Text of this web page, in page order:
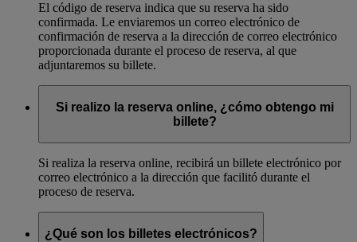
El código de reserva indica que su reserva ha sido
confirmada. Le enviaremos un correo electrónico de
confirmación de reserva a la dirección de correo electrónico
proporcionada durante el proceso de reserva, al que
adjuntaremos su billete.
Si realizo la reserva online, ¿cómo obtengo mi
billete?
Si realiza la reserva online, recibirá un billete electrónico por
correo electrónico a la dirección que facilitó durante el
proceso de reserva.
¿Qué son los billetes electrónicos?